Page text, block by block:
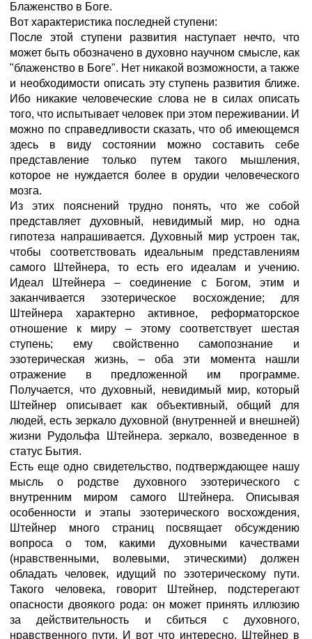
Блаженство в Боге.
Вот характеристика последней ступени:
После этой ступени развития наступает нечто, что
может быть обозначено в духовно научном смысле, как
"блаженство в Боге". Нет никакой возможности, а также
и необходимости описать эту ступень развития ближе.
Ибо никакие человеческие слова не в силах описать
того, что испытывает человек при этом переживании. И
можно по справедливости сказать, что об имеющемся
здесь в виду состоянии можно составить себе
представление только путем такого мышления,
которое не нуждается более в орудии человеческого
мозга.
Из этих пояснений трудно понять, что же собой
представляет духовный, невидимый мир, но одна
гипотеза напрашивается. Духовный мир устроен так,
чтобы соответствовать идеальным представлениям
самого Штейнера, то есть его идеалам и учению.
Идеал Штейнера – соединение с Богом, этим и
заканчивается эзотерическое восхождение; для
Штейнера характерно активное, реформаторское
отношение к миру – этому соответствует шестая
ступень; ему свойственно самопознание и
эзотерическая жизнь, – оба эти момента нашли
отражение в предложенной им программе.
Получается, что духовный, невидимый мир, который
Штейнер описывает как объективный, общий для
людей, есть зеркало духовной (внутренней и внешней)
жизни Рудольфа Штейнера. зеркало, возведенное в
статус Бытия.
Есть еще одно свидетельство, подтверждающее нашу
мысль о родстве духовного эзотерического с
внутренним миром самого Штейнера. Описывая
особенности и этапы эзотерического восхождения,
Штейнер много страниц посвящает обсуждению
вопроса о том, какими духовными качествами
(нравственными, волевыми, этическими) должен
обладать человек, идущий по эзотерическому пути.
Такого человека, говорит Штейнер, подстерегают
опасности двоякого рода: он может принять иллюзию
за действительность и сбиться с духовного,
нравственного пути. И вот что интересно, Штейнер в